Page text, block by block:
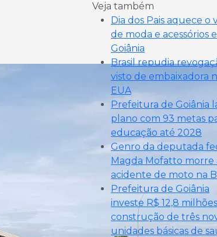
Veja também
Dia dos Pais aquece o
de moda e acessórios
Goiânia
Brasil repudia
visto de embaixadora
EUA
Prefeitura de Goiânia
plano com 93 metas
educação até 2028
Genro da deputada
Magda Mofatto morre
acidente de moto na
Prefeitura de Goiânia
investe R$ 12,8
construção de três
unidades básicas de